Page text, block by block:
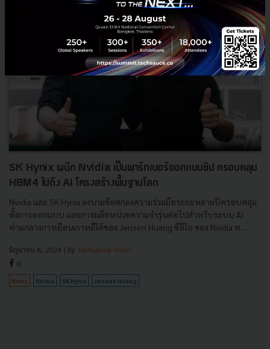
SK Hynix ผนึก Nvidia เป็นพาร์ทเนอร์ออกแบบชิป ครอบคลุม
HBM4 ไปถึง AI โครงสร้างพื้นฐานโลก
Nvidia และ SK Hynix ลงนามข้อตกลงความร่วมมือระยะหลายปีครอบคลุม
ทั้งการออกแบบ และการผลิตหน่วยความจำรุ่นต่อไปสำหรับระบบ AI
ท่ามกลางการเยือนเกาหลีใต้ของ Jensen Huang ซีอีโอ ของ Nvidia ท...
มิถุนายน 8, 2026 | By Techsauce Team
0
News Nvidia SK Hynix Jensen Huang